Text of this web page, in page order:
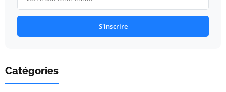
S'inscrire
Catégories